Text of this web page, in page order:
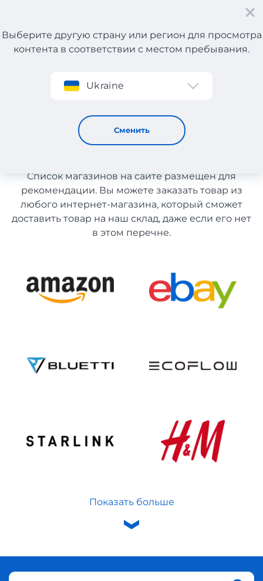
Регистрация
Выберите другую страну или регион для просмотра
контента в соответствии с местом пребывания.
Ukraine
Сменить
Аксессуары для телевидения из Испании
Аксессуары для
телевидения из Испании
Список магазинов на сайте размещен для
рекомендации. Вы можете заказать товар из
любого интернет-магазина, который сможет
доставить товар на наш склад, даже если его нет
в этом перечне.
Показать больше